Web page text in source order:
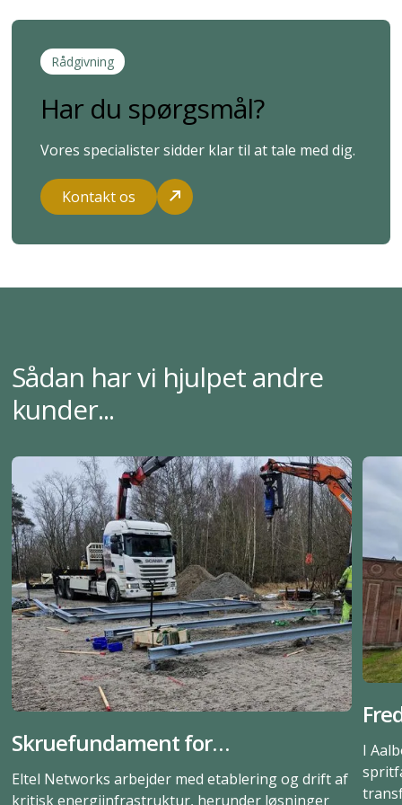
Rådgivning
Har du spørgsmål?
Vores specialister sidder klar til at tale med dig.
Kontakt os
Sådan har vi hjulpet andre
kunder...
Skruefundament for
solcelletransformere og
Eltel Networks arbejder med etablering og drift af
kritisk energiinfrastruktur, herunder løsninger
var
I